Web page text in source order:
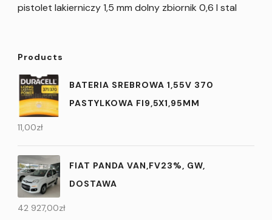
pistolet lakierniczy 1,5 mm dolny zbiornik 0,6 l stal
Products
BATERIA SREBROWA 1,55V 370
PASTYLKOWA FI9,5X1,95MM
11,00zł
FIAT PANDA VAN,FV23%, GW,
DOSTAWA
42 927,00zł